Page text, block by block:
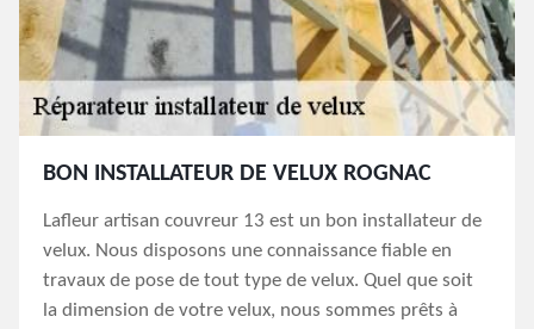
BON INSTALLATEUR DE VELUX ROGNAC
Lafleur artisan couvreur 13 est un bon installateur de
velux. Nous disposons une connaissance fiable en
travaux de pose de tout type de velux. Quel que soit
la dimension de votre velux, nous sommes prêts à